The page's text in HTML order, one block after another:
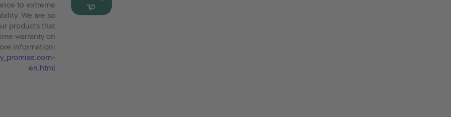
to extreme
We are so
products that
warranty on
information:
en.html